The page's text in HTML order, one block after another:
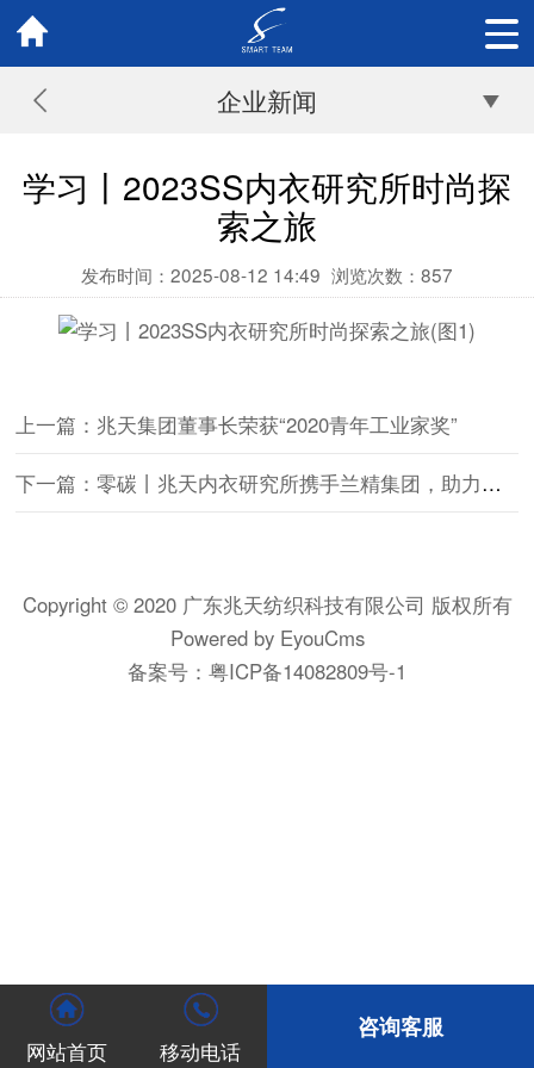
企业新闻
学习丨2023SS内衣研究所时尚探
索之旅
发布时间：2025-08-12 14:49 浏览次数： 857
上一篇：兆天集团董事长荣获“2020青年工业家奖”
下一篇：零碳丨兆天内衣研究所携手兰精集团，助力行业零碳新升级
Copyright © 2020 广东兆天纺织科技有限公司 版权所有
Powered by EyouCms
备案号： 粤ICP备14082809号-1
网站首页 移动电话
咨询客服